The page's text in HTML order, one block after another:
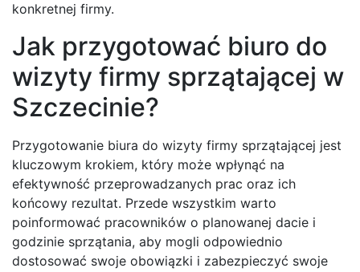
konkretnej firmy.
Jak przygotować biuro do
wizyty firmy sprzątającej w
Szczecinie?
Przygotowanie biura do wizyty firmy sprzątającej jest
kluczowym krokiem, który może wpłynąć na
efektywność przeprowadzanych prac oraz ich
końcowy rezultat. Przede wszystkim warto
poinformować pracowników o planowanej dacie i
godzinie sprzątania, aby mogli odpowiednio
dostosować swoje obowiązki i zabezpieczyć swoje